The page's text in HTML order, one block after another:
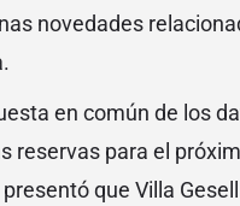
novedades
en común de los
reservas para el
que Villa